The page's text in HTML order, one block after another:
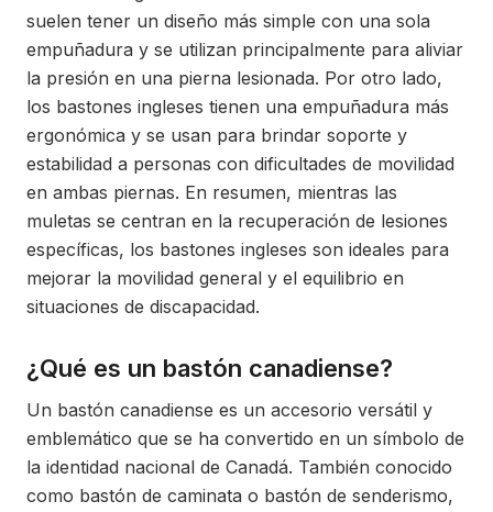
suelen tener un diseño más simple con una sola
empuñadura y se utilizan principalmente para aliviar
la presión en una pierna lesionada. Por otro lado,
los bastones ingleses tienen una empuñadura más
ergonómica y se usan para brindar soporte y
estabilidad a personas con dificultades de movilidad
en ambas piernas. En resumen, mientras las
muletas se centran en la recuperación de lesiones
específicas, los bastones ingleses son ideales para
mejorar la movilidad general y el equilibrio en
situaciones de discapacidad.
¿Qué es un bastón canadiense?
Un bastón canadiense es un accesorio versátil y
emblemático que se ha convertido en un símbolo de
la identidad nacional de Canadá. También conocido
como bastón de caminata o bastón de senderismo,